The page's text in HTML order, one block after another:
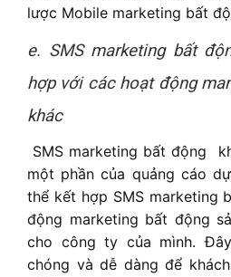
lược Mobile marketing bất
e. SMS marketing bất
hợp với các hoạt động
khác
SMS marketing bất động
một phần của quảng cáo
thể kết hợp SMS marketing
động marketing bất động
cho công ty của mình.
chóng và dễ dàng để